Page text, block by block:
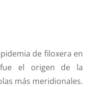
de filoxera en
el origen de la
más meridionales.